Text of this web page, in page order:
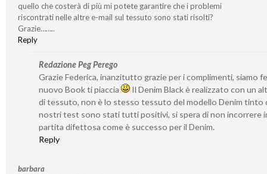
quello che costerà di più mi potete garantire che i problemi
riscontrati nelle altre e-mail sul tessuto sono stati risolti?
Grazie……..
Reply
Redazione Peg Perego
Grazie Federica, inanzitutto grazie per i complimenti, siamo
nuovo Book ti piaccia
Il Denim Black è realizzato con un
di tessuto, non è lo stesso tessuto del modello Denim tinto
nostri test sono stati tutti positivi, si spera di non incorrere
partita difettosa come è successo per il Denim.
Reply
barbara